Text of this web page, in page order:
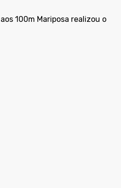
100m Mariposa realizou o